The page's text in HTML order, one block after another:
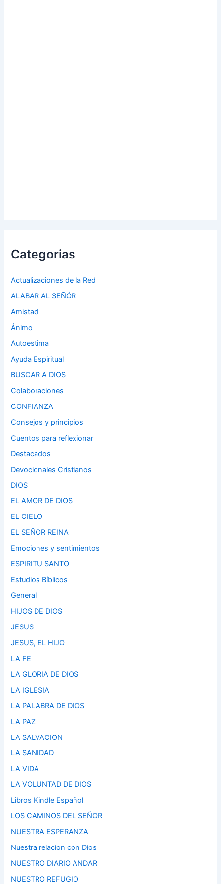
Categorias
Actualizaciones de la Red
ALABAR AL SEÑÓR
Amistad
Ánimo
Autoestima
Ayuda Espiritual
BUSCAR A DIOS
Colaboraciones
CONFIANZA
Consejos y principios
Cuentos para reflexionar
Destacados
Devocionales Cristianos
DIOS
EL AMOR DE DIOS
EL CIELO
EL SEÑOR REINA
Emociones y sentimientos
ESPIRITU SANTO
Estudios Bíblicos
General
HIJOS DE DIOS
JESUS
JESUS, EL HIJO
LA FE
LA GLORIA DE DIOS
LA IGLESIA
LA PALABRA DE DIOS
LA PAZ
LA SALVACION
LA SANIDAD
LA VIDA
LA VOLUNTAD DE DIOS
Libros Kindle Español
LOS CAMINOS DEL SEÑOR
NUESTRA ESPERANZA
Nuestra relacion con Dios
NUESTRO DIARIO ANDAR
NUESTRO REFUGIO